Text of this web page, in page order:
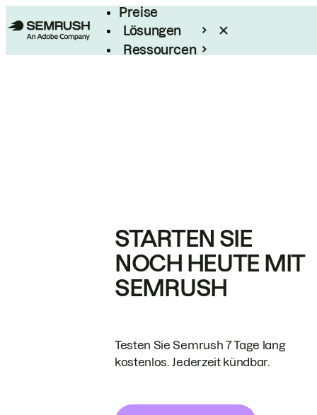
Preise
Lösungen
Ressourcen
STARTEN SIE
NOCH HEUTE MIT
SEMRUSH
Testen Sie Semrush 7 Tage lang
kostenlos. Jederzeit kündbar.